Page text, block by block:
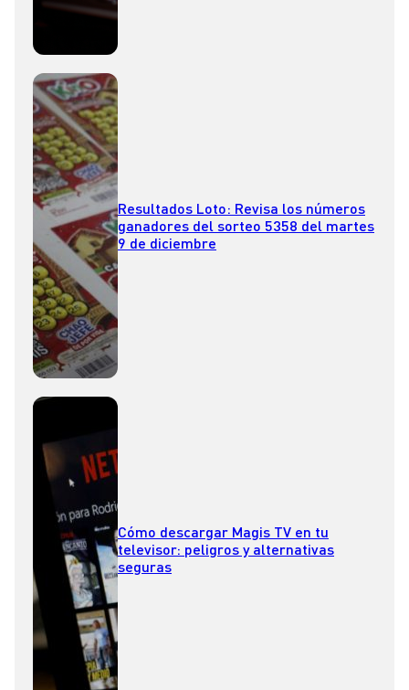
Resultados Loto: Revisa los números
ganadores del sorteo 5358 del martes
9 de diciembre
Cómo descargar Magis TV en tu
televisor: peligros y alternativas
seguras